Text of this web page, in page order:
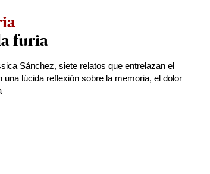
furia
Sánchez, siete relatos que entrelazan el
lúcida reflexión sobre la memoria, el dolor